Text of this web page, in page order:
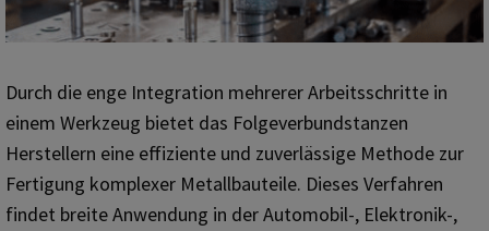
Durch die enge Integration mehrerer Arbeitsschritte in
einem Werkzeug bietet das Folgeverbundstanzen
Herstellern eine effiziente und zuverlässige Methode zur
Fertigung komplexer Metallbauteile. Dieses Verfahren
findet breite Anwendung in der Automobil-, Elektronik-,